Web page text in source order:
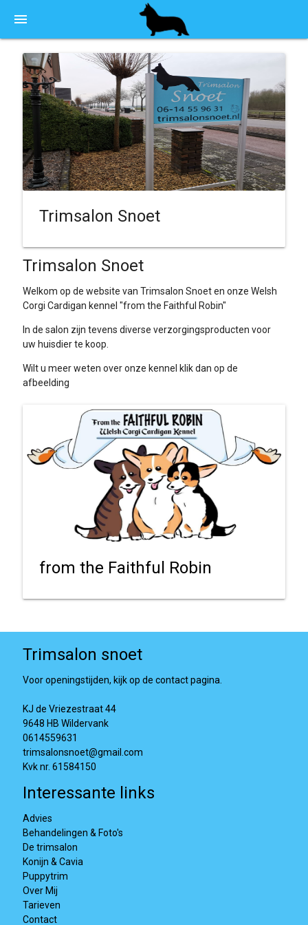
menu
Trimsalon Snoet
Trimsalon Snoet
Welkom op de website van Trimsalon Snoet en onze Welsh
Corgi Cardigan kennel "from the Faithful Robin"
In de salon zijn tevens diverse verzorgingsproducten voor
uw huisdier te koop.
Wilt u meer weten over onze kennel klik dan op de
afbeelding
from the Faithful Robin
Trimsalon snoet
Voor openingstijden, kijk op de contact pagina.
KJ de Vriezestraat 44
9648 HB Wildervank
0614559631
trimsalonsnoet@gmail.com
Kvk nr. 61584150
Interessante links
Advies
Behandelingen & Foto's
De trimsalon
Konijn & Cavia
Puppytrim
Over Mij
Tarieven
Contact